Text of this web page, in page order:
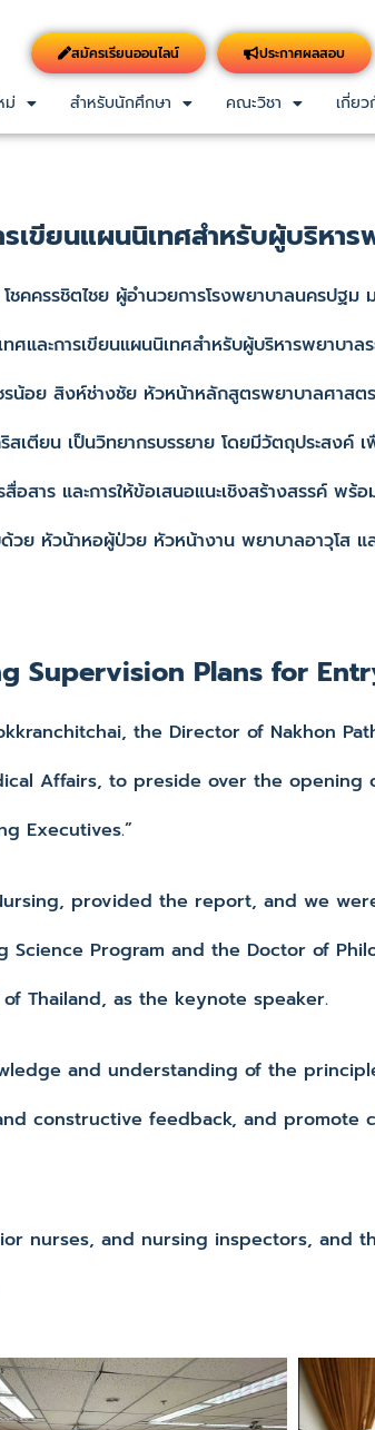
สมัครเรียนออนไลน์ ประกาศผลสอบ
ม่ สำหรับนักศึกษา คณะวิชา เกี่ยว
เขียนแผนนิเทศสำหรับผู้บริหา
ชิตไชย ผู้อำนวยการโรงพยาบาลนครปฐม ม
ทศและการเขียนแผนนิเทศสำหรับผู้บริหารพยา
ชรน้อย สิงห์ช่างชัย หัวหน้าหลักสูตรพยาบาลศ
เตียน เป็นวิทยากรบรรยาย โดยมีวัตถุประสงค์
อสาร และการให้ข้อเสนอแนะเชิงสร้างสรรค์
ย หัวน้าหอผู้ป่วย หัวหน้างาน พยาบาลอาวุโส
Plans for
the Director of Nakhon
Affairs, to preside over the
Executives.”
provided the report, and we
Program and the Doctor of
Thailand, as the keynote speaker.
and understanding of the
constructive feedback, and promote
and nursing inspectors, and